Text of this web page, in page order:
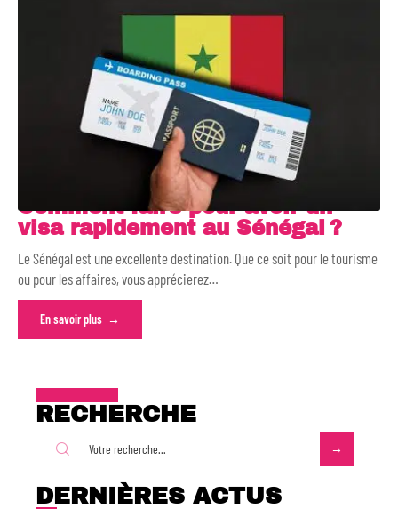
Comment faire pour avoir un
visa rapidement au Sénégal ?
Le Sénégal est une excellente destination. Que ce soit pour le tourisme
ou pour les affaires, vous apprécierez…
En savoir plus
RECHERCHE
DERNIÈRES ACTUS